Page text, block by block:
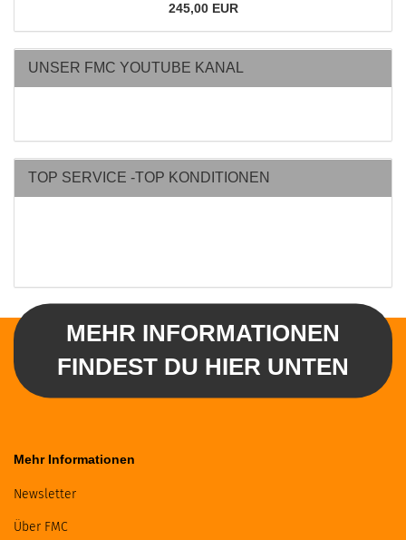
245,00 EUR
UNSER FMC YOUTUBE KANAL
TOP SERVICE -TOP KONDITIONEN
MEHR INFORMATIONEN
FINDEST DU HIER UNTEN
Mehr Informationen
Newsletter
Über FMC